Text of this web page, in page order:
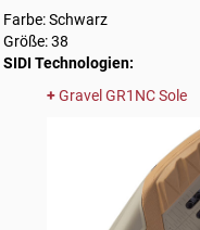
Farbe: Schwarz
Größe: 38
SIDI Technologien:
Gravel GR1NC Sole